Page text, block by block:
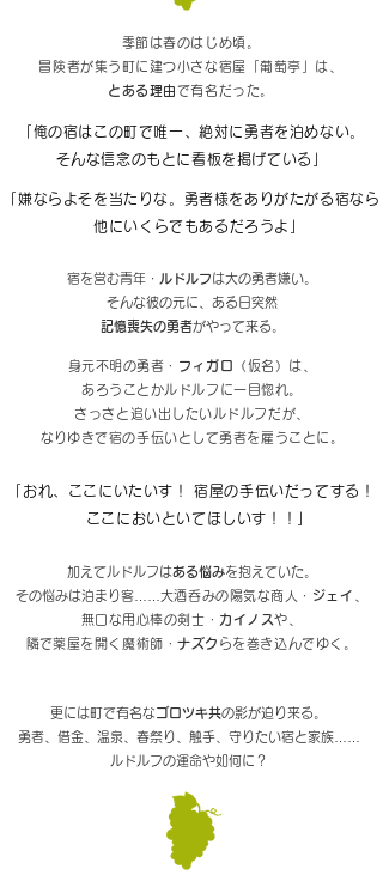
「俺の宿はこの町で唯一、絶対に勇者を泊めない。
そんな信念のもとに看板を掲げている」
「嫌ならよそを当たりな。勇者様をありがたがる宿なら
他にいくらでもあるだろうよ」
​宿を営む青年・ ルドルフは大の勇者嫌い。
​そんな彼の元に、ある日突然
記憶喪失の勇者がやって来る。
身元不明の勇者・ フィガロ
（仮名）は、
あろうことかルドルフに一目惚れ。
さっさと追い出したいルドルフだが、
​なりゆきで宿の手伝いとして勇者を雇うことに。
加えてルドルフはある悩みを抱えていた。
その悩みは泊まり客…… 大酒呑みの陽気な商人・ ジェイ
無口な用心棒の剣士・ カイノスや、
​隣で薬屋を開く魔術師・ナズク らを巻き込んでゆく。
​更には町で有名なゴロツキ共の影が迫り来る。
勇者、借金、温泉、春祭り、触手、守りたい宿と家族……
ルドルフの運命や如何に？
「おれ、ここにいたいす！ 宿屋の手伝いだってする！
ここにおいといてほしいす！！」
季節は春のはじめ頃。
冒険者が集う町に建つ小さな宿屋「葡萄亭」は、
とある理由で有名だった。